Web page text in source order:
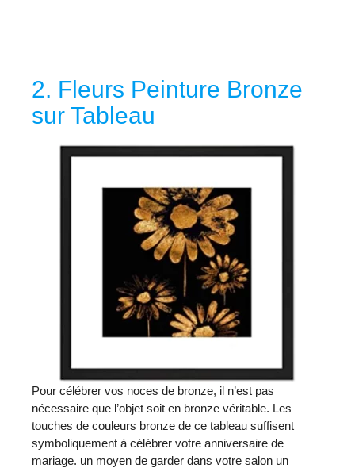
2. Fleurs Peinture Bronze
sur Tableau
Pour célébrer vos noces de bronze, il n’est pas
nécessaire que l’objet soit en bronze véritable. Les
touches de couleurs bronze de ce tableau suffisent
symboliquement à célébrer votre anniversaire de
mariage. un moyen de garder dans votre salon un